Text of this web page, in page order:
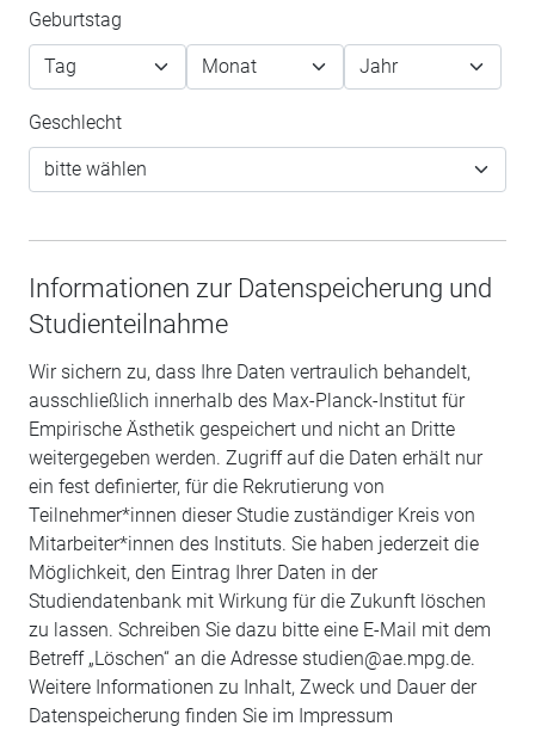
Geburtstag
Geschlecht
Informationen zur Datenspeicherung und
Studienteilnahme
Wir sichern zu, dass Ihre Daten vertraulich behandelt,
ausschließlich innerhalb des Max-Planck-Institut für
Empirische Ästhetik gespeichert und nicht an Dritte
weitergegeben werden. Zugriff auf die Daten erhält nur
ein fest definierter, für die Rekrutierung von
Teilnehmer*innen dieser Studie zuständiger Kreis von
Mitarbeiter*innen des Instituts. Sie haben jederzeit die
Möglichkeit, den Eintrag Ihrer Daten in der
Studiendatenbank mit Wirkung für die Zukunft löschen
zu lassen. Schreiben Sie dazu bitte eine E-Mail mit dem
Betreff „Löschen“ an die Adresse studien@ae.mpg.de.
Weitere Informationen zu Inhalt, Zweck und Dauer der
Datenspeicherung finden Sie im Impressum